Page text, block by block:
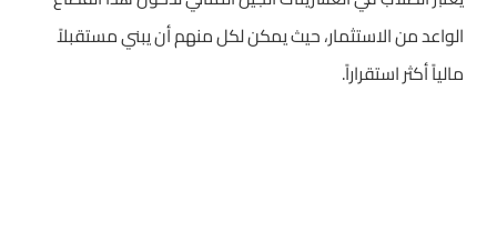
الواعد من الاستثمار، حيث يمكن لكل منهم أن يبني مستقبلاً
مالياً أكثر استقراراً.